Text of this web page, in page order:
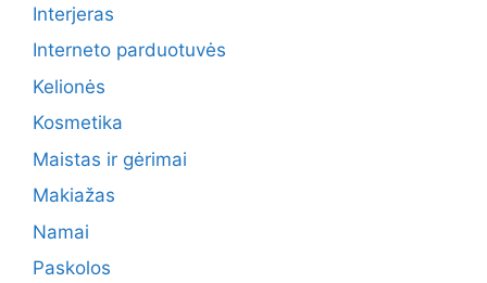
Interjeras
Interneto parduotuvės
Kelionės
Kosmetika
Maistas ir gėrimai
Makiažas
Namai
Paskolos